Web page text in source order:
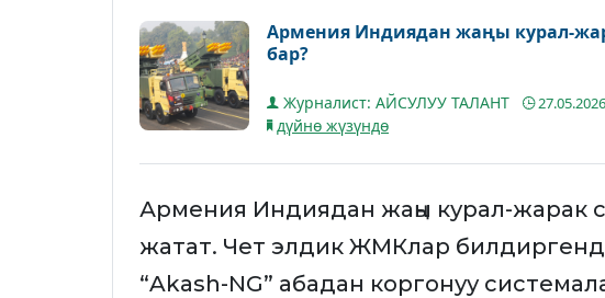
Армения Индиядан жаңы курал-
бар?
Журналист: АЙСУЛУУ ТАЛАНТ
дүйнө жүзүндө
Армения Индиядан жаңы курал-жарак
жатат. Чет элдик ЖМКлар
“Akash-NG” абадан коргонуу